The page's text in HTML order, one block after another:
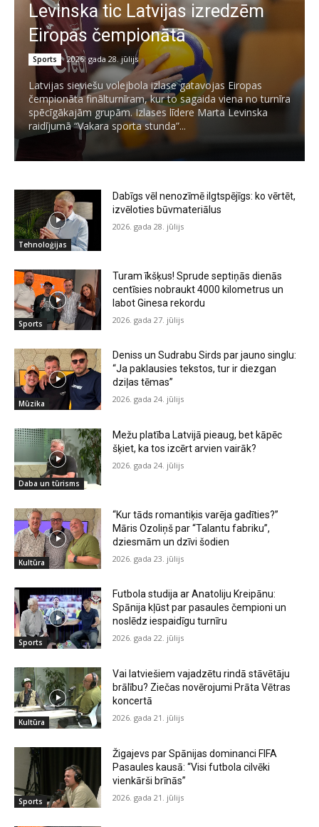
Levinska tic Latvijas izredzēm
Eiropas čempionātā
Sports 2026. gada 28. jūlijs
Latvijas sieviešu volejbola izlase gatavojas Eiropas
čempionāta finālturnīram, kur to sagaida viena no turnīra
spēcīgākajām grupām. Izlases līdere Marta Levinska
raidījumā “Vakara sporta stunda”...
Tehnoloģijas
Dabīgs vēl nenozīmē ilgtspējīgs: ko vērtēt,
izvēloties būvmateriālus
2026. gada 28. jūlijs
Sports
Turam īkšķus! Sprude septiņās dienās
centīsies nobraukt 4000 kilometrus un
labot Ginesa rekordu
2026. gada 27. jūlijs
Mūzika
Deniss un Sudrabu Sirds par jauno singlu:
“Ja paklausies tekstos, tur ir diezgan
dziļas tēmas”
2026. gada 24. jūlijs
Daba un tūrisms
Mežu platība Latvijā pieaug, bet kāpēc
šķiet, ka tos izcērt arvien vairāk?
2026. gada 24. jūlijs
Kultūra
“Kur tāds romantiķis varēja gadīties?”
Māris Ozoliņš par “Talantu fabriku”,
dziesmām un dzīvi šodien
2026. gada 23. jūlijs
Sports
Futbola studija ar Anatoliju Kreipānu:
Spānija kļūst par pasaules čempioni un
noslēdz iespaidīgu turnīru
2026. gada 22. jūlijs
Kultūra
Vai latviešiem vajadzētu rindā stāvētāju
brālību? Ziečas novērojumi Prāta Vētras
koncertā
2026. gada 21. jūlijs
Sports
Žigajevs par Spānijas dominanci FIFA
Pasaules kausā: “Visi futbola cilvēki
vienkārši brīnās”
2026. gada 21. jūlijs